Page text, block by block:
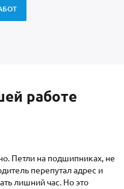
работе
Петли на подшипниках, не
перепутал адрес и
лишний час. Но это